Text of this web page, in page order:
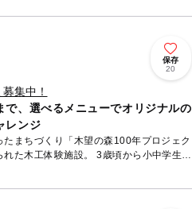
保存
20
集中！
で、選べるメニューでオリジナルの
レンジ
たまちづくり「木望の森100年プロジェク
れた木工体験施設。 3歳頃から小中学生、
工体験メニューがそろっています。（全